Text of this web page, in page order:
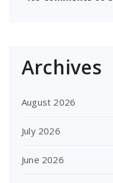
Archives
August 2026
July 2026
June 2026